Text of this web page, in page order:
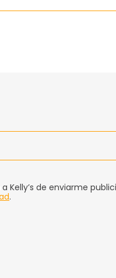
Kelly’s de enviarme
.